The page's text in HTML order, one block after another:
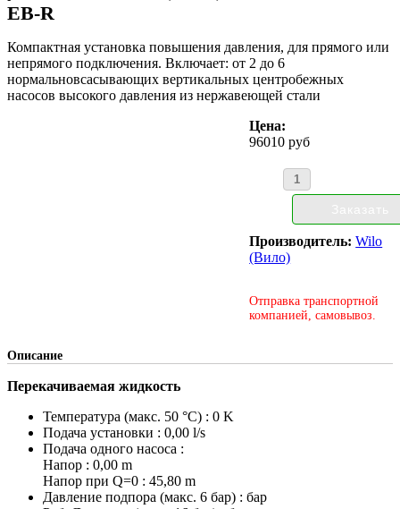
EB-R
Компактная установка повышения давления, для прямого или
непрямого подключения. Включает: от 2 до 6
нормальновсасывающих вертикальных центробежных
насосов высокого давления из нержавеющей стали
Цена:
96010 руб
Производитель:Wilo
(Вило)
Отправка транспортной
компанией, самовывоз.
Описание
Перекачиваемая жидкость
Температура (макс. 50 °C) : 0 K
Подача установки : 0,00 l/s
Подача одного насоса :
Напор : 0,00 m
Напор при Q=0 : 45,80 m
Давление подпора (макс. 6 бар) : бар